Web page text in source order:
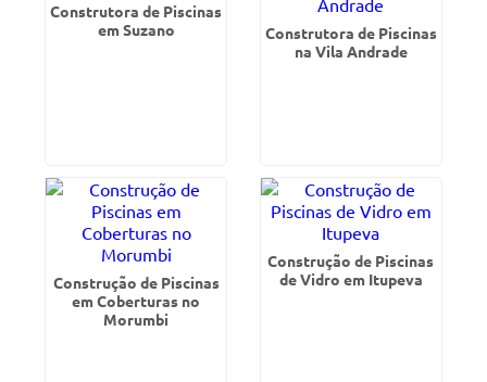
Construtora de Piscinas
em Suzano
Construtora de Piscinas
na Vila Andrade
Construção de Piscinas
em Coberturas no
Morumbi
Construção de Piscinas
de Vidro em Itupeva